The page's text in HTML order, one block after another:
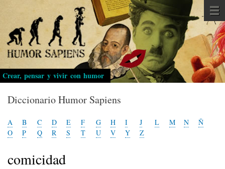
Pasar
al
contenido
principal
Crear, pensar y vivir con humor
Diccionario Humor Sapiens
A B C D E F G H I J L M N
Ñ
O
P Q R S T U V Y Z
comicidad